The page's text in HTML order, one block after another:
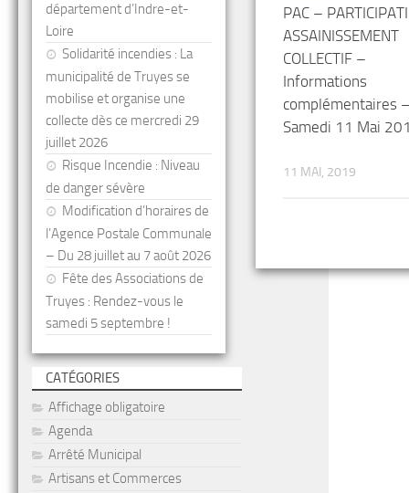
PAC –
ASSAINISSEMENT
COLLECTIF –
Informations
complémentaires
Samedi 11 Mai
11 MAI, 2019
département d’Indre-et-
Loire
Solidarité incendies : La
municipalité de Truyes se
mobilise et organise une
collecte dès ce mercredi 29
juillet 2026
Risque Incendie : Niveau
de danger sévère
Modification d’horaires de
l’Agence Postale Communale
– Du 28 juillet au 7 août 2026
Fête des Associations de
Truyes : Rendez-vous le
samedi 5 septembre !
CATÉGORIES
Affichage obligatoire
Agenda
Arrêté Municipal
Artisans et Commerces